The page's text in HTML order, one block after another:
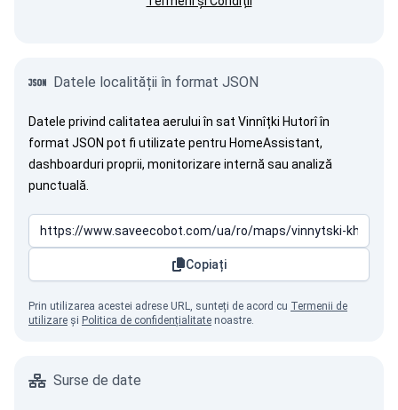
Datele localității în format JSON
Datele privind calitatea aerului în sat Vinnîțki Hutorî în
format JSON pot fi utilizate pentru HomeAssistant,
dashboarduri proprii, monitorizare internă sau analiză
punctuală.
Copiați
Prin utilizarea acestei adrese URL, sunteți de acord cu Termenii de
utilizare și Politica de confidențialitate noastre.
Surse de date